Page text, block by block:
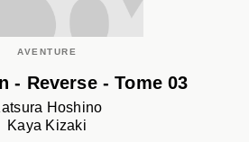
AVENTURE
- Reverse - Tome 03
Hoshino
Kaya Kizaki